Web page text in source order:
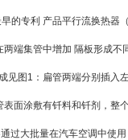
专利 产品平行流换热器
端集管中增加 隔板形成不
图1：扁管两端分别插入
面涂敷有钎料和钎剂，整
过大批量在汽车空调中使